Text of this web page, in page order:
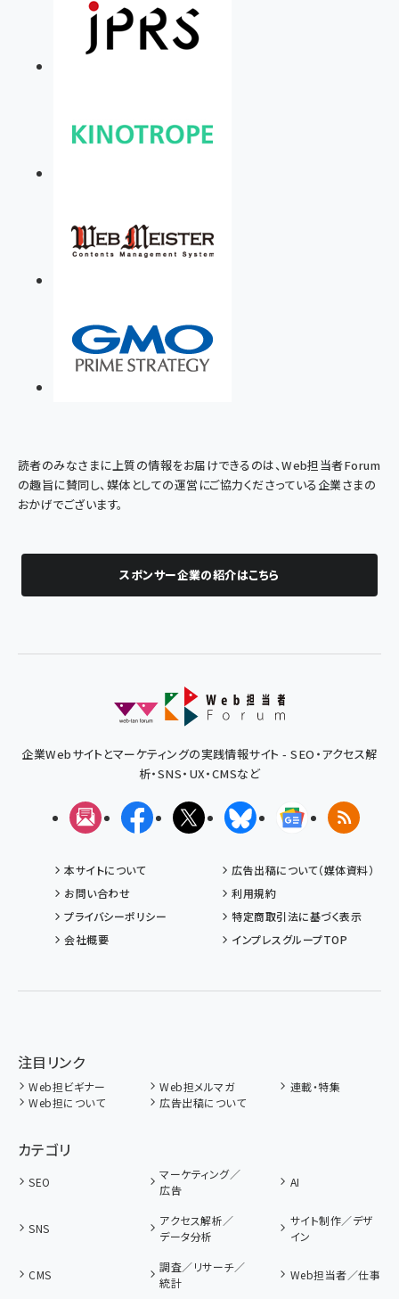
読者のみなさまに上質の情報をお届けできるのは、Web担当者Forum
の趣旨に賛同し、媒体としての運営にご協力くださっている企業さまの
おかげでございます。
スポンサー企業の紹介はこちら
企業Webサイトとマーケティングの実践情報サイト - SEO・アクセス解
析・SNS・UX・CMSなど
メルマガFacebookX(エックス)BlueskyGoogleニュ
RSS
本サイトについて
広告出稿について（媒体資料）
お問い合わせ
利用規約
プライバシーポリシー
特定商取引法に基づく表示
会社概要
インプレスグループTOP
注目リンク
Web担ビギナー Web担メルマガ
連載・特集
Web担について
広告出稿について
カテゴリ
SEO
マーケティング／
広告
AI
SNS
アクセス解析／
データ分析
サイト制作／デザ
イン
CMS
調査／リサーチ／
統計
Web担当者／仕事